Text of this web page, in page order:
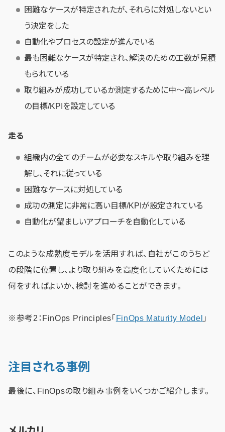
困難なケースが特定されたが、それらに対処しないとい
う決定をした
自動化やプロセスの設定が進んでいる
最も困難なケースが特定され、解決のための工数が見積
もられている
取り組みが成功しているか測定するために中〜高レベル
の目標/KPIを設定している
走る
組織内の全てのチームが必要なスキルや取り組みを理
解し、それに従っている
困難なケースに対処している
成功の測定に非常に高い目標/KPIが設定されている
自動化が望ましいアプローチを自動化している
このような成熟度モデルを活用すれば、自社がこのうちど
の段階に位置し、より取り組みを高度化していくためには
何をすればよいか、検討を進めることができます。
※参考2：FinOps Principles「 FinOps Maturity Model 」
注目される事例
最後に、FinOpsの取り組み事例をいくつかご紹介します。